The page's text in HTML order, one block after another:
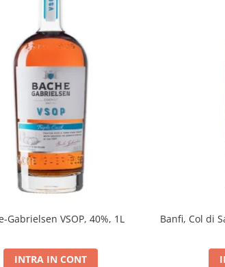
Gabrielsen VSOP, 40%, 1L
INTRA IN CONT
Banfi, Col di